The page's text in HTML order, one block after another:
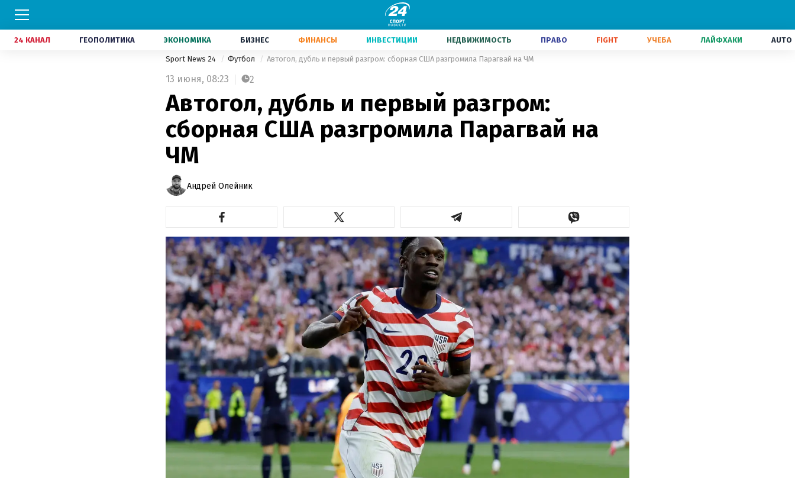
24 КАНАЛ ГЕОПОЛИТИКА ЭКОНОМИКА БИЗНЕС ФИНАНСЫ ИНВЕСТИЦИИ НЕДВИЖИМОСТЬ ПРАВО FIGHT УЧЕБА ЛАЙФХАКИ AUTO
Sport News 24 Футбол Автогол, дубль и первый разгром: сборная США разгромила Парагвай на ЧМ
13 июня, 08:23 2
Автогол, дубль и первый разгром:
сборная США разгромила Парагвай на
ЧМ
Андрей Олейник